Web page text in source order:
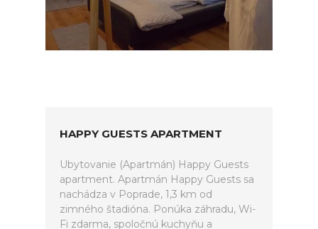
HAPPY GUESTS APARTMENT
Ubytovanie (Apartmán) Happy Guests
apartment. Apartmán Happy Guests sa
nachádza v Poprade, 1,3 km od
zimného štadióna. Ponúka záhradu, Wi-
Fi zdarma, spoločnú kuchyňu a